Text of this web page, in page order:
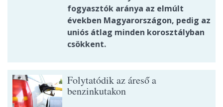
fogyasztók aránya az elmúlt
években Magyarországon, pedig az
uniós átlag minden korosztályban
csökkent.
Folytatódik az áreső a
benzinkutakon